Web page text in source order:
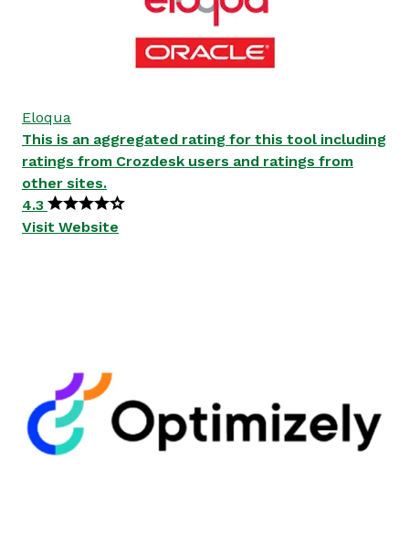
Eloqua
This is an aggregated rating for this tool including
ratings from Crozdesk users and ratings from
other sites.
4.3
Visit Website